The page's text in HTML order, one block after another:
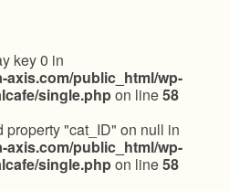
key 0 in
axis.com/public_html/wp-
single.phpon line58
property "cat_ID" on null in
axis.com/public_html/wp-
single.phpon line58